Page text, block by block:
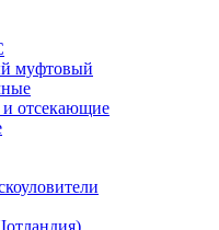
муфтовый
отсекающие